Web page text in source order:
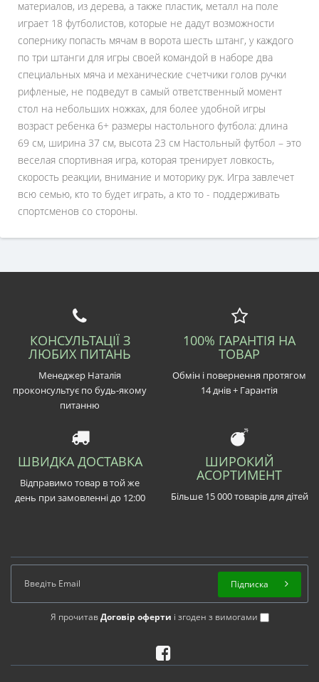
материалов, из дерева, а также пластик, металл на поле
играет 18 футболистов, которые не дадут возможности
сопернику попасть мячам в ворота шесть штанг, у каждого
по три штанги для игры своей командой в наборе два
специальных мяча и механические счетчики голов ручки
рифленые, не подведут в самый ответственный момент
стол на небольших ножках, для более удобной игры
возраст ребенка 6+ размеры настольного футбола: длина
69 см, ширина 37 см, высота 23 см Настольный футбол – это
веселая спортивная игра, которая тренирует ловкость,
скорость реакции, внимание и моторику рук. Игра завлечет
всю семью, кто то будет играть, а кто то - поддерживать
спортсменов со стороны.
КОНСУЛЬТАЦІЇ З
ЛЮБИХ ПИТАНЬ
Менеджер Наталія
проконсультує по будь-якому
питанню
100% ГАРАНТІЯ НА
ТОВАР
Обмін і повернення протягом
14 днів + Гарантія
ШВИДКА ДОСТАВКА
Відправимо товар в той же
день при замовленні до 12:00
ШИРОКИЙ
АСОРТИМЕНТ
Більше 15 000 товарів для дітей
Я прочитавДоговір оферти і згоден з вимогами
Підписка